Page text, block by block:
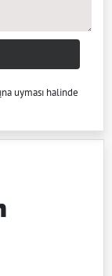
na uyması halinde